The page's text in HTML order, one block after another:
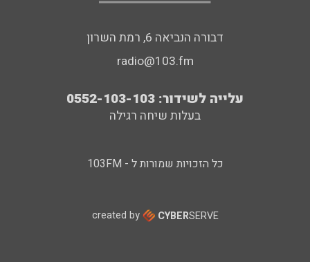
דבורה הנביאה 6, רמת השרון
radio@103.fm
עלייה לשידור: 0552-103-103
בעלות שיחה רגילה
כל הזכויות שמורות ל - 103FM
created by CYBERSERVE